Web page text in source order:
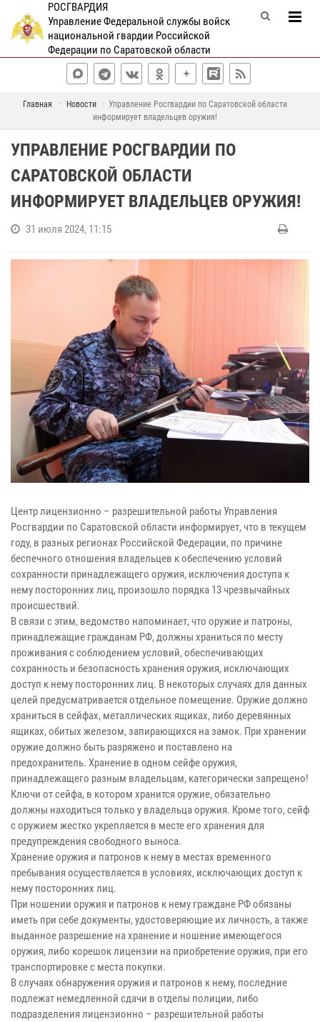
РОСГВАРДИЯ
Управление Федеральной службы войск
национальной гвардии Российской
Федерации по Саратовской области
Главная Новости
Управление Росгвардии по Саратовской области
информирует владельцев оружия!
УПРАВЛЕНИЕ РОСГВАРДИИ ПО
САРАТОВСКОЙ ОБЛАСТИ
ИНФОРМИРУЕТ ВЛАДЕЛЬЦЕВ ОРУЖИЯ!
31 июля 2024, 11:15
Центр лицензионно – разрешительной работы Управления
Росгвардии по Саратовской области информирует, что в текущем
году, в разных регионах Российской Федерации, по причине
беспечного отношения владельцев к обеспечению условий
сохранности принадлежащего оружия, исключения доступа к
нему посторонних лиц, произошло порядка 13 чрезвычайных
происшествий.
В связи с этим, ведомство напоминает, что оружие и патроны,
принадлежащие гражданам РФ, должны храниться по месту
проживания с соблюдением условий, обеспечивающих
сохранность и безопасность хранения оружия, исключающих
доступ к нему посторонних лиц. В некоторых случаях для данных
целей предусматривается отдельное помещение. Оружие должно
храниться в сейфах, металлических ящиках, либо деревянных
ящиках, обитых железом, запирающихся на замок. При хранении
оружие должно быть разряжено и поставлено на
предохранитель. Хранение в одном сейфе оружия,
принадлежащего разным владельцам, категорически запрещено!
Ключи от сейфа, в котором хранится оружие, обязательно
должны находиться только у владельца оружия. Кроме того, сейф
с оружием жестко укрепляется в месте его хранения для
предупреждения свободного выноса.
Хранение оружия и патронов к нему в местах временного
пребывания осуществляется в условиях, исключающих доступ к
нему посторонних лиц.
При ношении оружия и патронов к нему граждане РФ обязаны
иметь при себе документы, удостоверяющие их личность, а также
выданное разрешение на хранение и ношение имеющегося
оружия, либо корешок лицензии на приобретение оружия, при его
транспортировке с места покупки.
В случаях обнаружения оружия и патронов к нему, последние
подлежат немедленной сдачи в отделы полиции, либо
подразделения лицензионно – разрешительной работы